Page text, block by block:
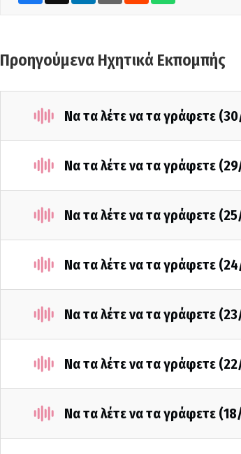
Προηγούμενα Ηχητικά Εκπομπής
Να τα λέτε να τα γράφετε
Να τα λέτε να τα γράφετε
Να τα λέτε να τα γράφετε
Να τα λέτε να τα γράφετε
Να τα λέτε να τα γράφετε
Να τα λέτε να τα γράφετε
Να τα λέτε να τα γράφετε